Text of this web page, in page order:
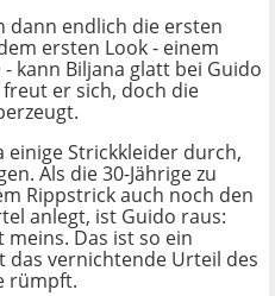
dann endlich die ersten
ersten Look - einem
kann Biljana glatt bei Guido
er sich, doch die
Strickkleider durch,
Als die 30-Jährige zu
Rippstrick auch noch den
anlegt, ist Guido raus:
Das ist so ein
das vernichtende Urteil des
rümpft.